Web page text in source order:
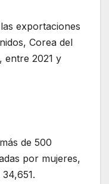
exportaciones
Corea del
entre 2021 y
de 500
por mujeres,